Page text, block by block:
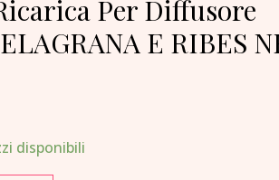
Per Diffusore
E RIBES
disponibili